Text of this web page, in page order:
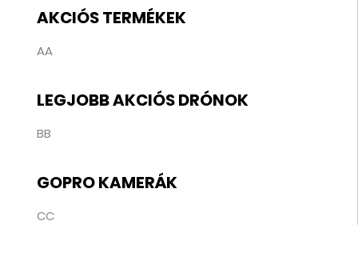
AKCIÓS TERMÉKEK
AA
LEGJOBB AKCIÓS DRÓNOK
BB
GOPRO KAMERÁK
CC